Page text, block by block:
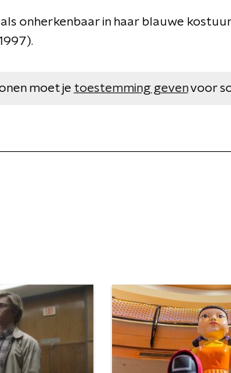
onherkenbaar in haar blauwe
moet je toestemming gevenvoor